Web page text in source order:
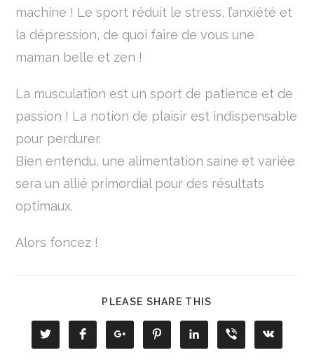
machine ! Le sport réduit le stress, l’anxiété et
la dépression, de quoi faire de vous une
maman belle et zen !
La musculation est un sport de patience et de
passion ! La notion de plaisir est indispensable
pour perdurer.
Bien entendu, une alimentation saine et variée
sera un allié primordial pour des résultats
optimaux.
Alors foncez !
PLEASE SHARE THIS